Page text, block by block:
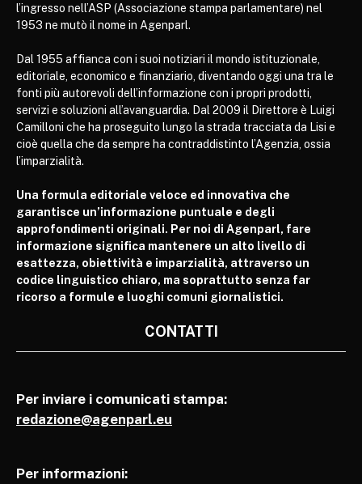
l’ingresso nell’ASP (Associazione stampa parlamentare) nel
1953 ne mutò il nome in Agenparl.
Dal 1955 affianca con i suoi notiziari il mondo istituzionale,
editoriale, economico e finanziario, diventando oggi una tra le
fonti più autorevoli dell’informazione con i propri prodotti,
servizi e soluzioni all’avanguardia. Dal 2009 il Direttore è Luigi
Camilloni che ha proseguito lungo la strada tracciata da Lisi e
cioè quella che da sempre ha contraddistinto l’Agenzia, ossia
l’imparzialità.
Una formula editoriale veloce ed innovativa che
garantisce un’informazione puntuale e degli
approfondimenti originali. Per noi di Agenparl, fare
informazione significa mantenere un alto livello di
esattezza, obiettività e imparzialità, attraverso un
codice linguistico chiaro, ma soprattutto senza far
ricorso a formule e luoghi comuni giornalistici.
CONTATTI
Per inviare i comunicati stampa:
redazione@agenparl.eu
Per informazioni: